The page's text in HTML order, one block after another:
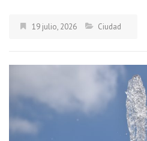
19 julio, 2026 Ciudad